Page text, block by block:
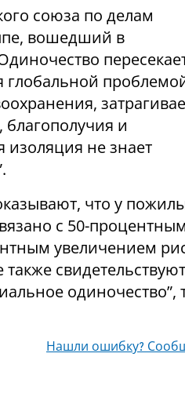
союза по делам
вошедший в
глобальной
благополучия и
изоляция не знает
что у
с 50-
увеличением
одиночество”,
Нашли ошибку?